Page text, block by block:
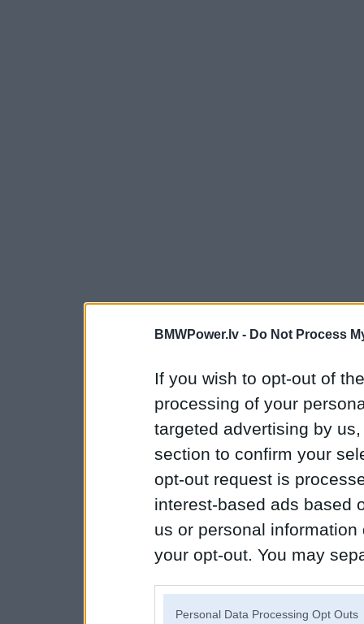
BMWPower.lv - Do Not Process
If you wish to opt-out of
processing of your
targeted advertising by
section to confirm your
opt-out request is
interest-based ads based
us or personal
your opt-out. You may
Personal Data Processing Opt Outs